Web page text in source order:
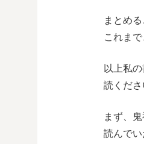
まとめ
これま
以上私
読くださ
まず、
読んでい